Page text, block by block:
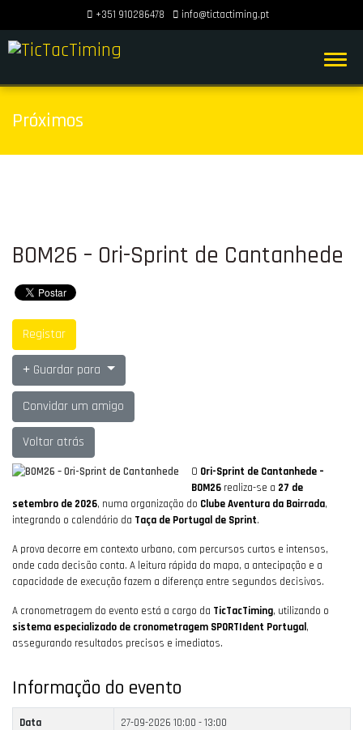
+351 910286478 info@tictactiming.pt
Próximos
BOM26 – Ori-Sprint de Cantanhede
Registar
Guardar para
Convidar um amigo
Voltar atrás
O Ori-Sprint de Cantanhede –
BOM26 realiza-se a 27 de
setembro de 2026, numa organização do Clube Aventura da Bairrada,
integrando o calendário da Taça de Portugal de Sprint.
A prova decorre em contexto urbano, com percursos curtos e intensos,
onde cada decisão conta. A leitura rápida do mapa, a antecipação e a
capacidade de execução fazem a diferença entre segundos decisivos.
A cronometragem do evento está a cargo da TicTacTiming, utilizando o
sistema especializado de cronometragem SPORTIdent Portugal ,
assegurando resultados precisos e imediatos.
Informação do evento
Data 27-09-2026 10:00 - 13:00